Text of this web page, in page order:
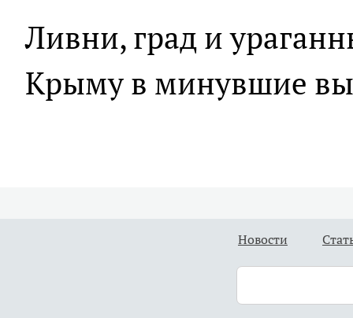
Ливни, град и
Крыму в минувшие
Новости